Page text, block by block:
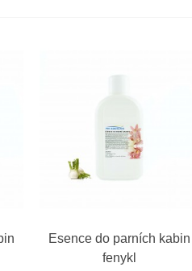
Rychlý náhled
Esence do parních kabin
fenykl